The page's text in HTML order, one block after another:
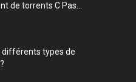
de torrents C Pas...
différents types de